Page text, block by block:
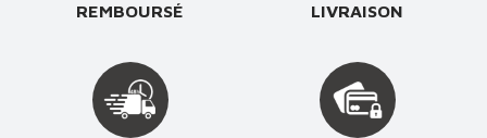
REMBOURSÉ
LIVRAISON